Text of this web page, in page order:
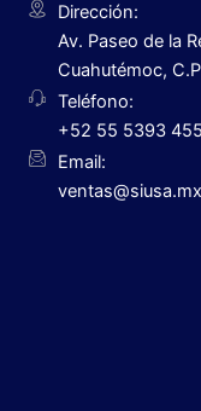
Dirección:
Av. Paseo de la
Cuahutémoc,
Teléfono:
+52 55 5393
Email:
ventas@siusa.mx